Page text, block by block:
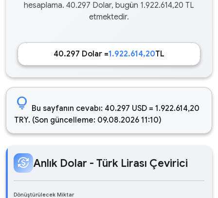
hesaplama. 40.297 Dolar, bugün 1.922.614,20 TL
etmektedir.
40.297 Dolar =1.922.614,20TL
lightbulb Bu sayfanın cevabı: 40.297 USD = 1.922.614,20
TRY. (Son güncelleme: 09.08.2026 11:10)
currency_exchange Anlık Dolar - Türk Lirası Çevirici
Dönüştürülecek Miktar